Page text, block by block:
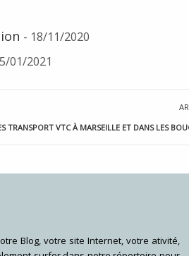
- 18/11/2020
01/2021
TRANSPORT VTC À MARSEILLE ET DANS LES
Blog, votre site Internet, votre ativité,